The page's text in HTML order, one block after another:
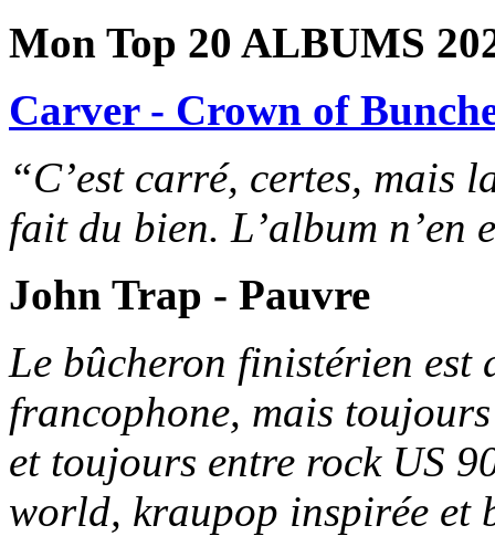
Mon Top 20 ALBUMS
Carver - Crown of
“C’est carré, certes, mais
fait du bien. L’album n’en
John Trap - Pauvre
Le bûcheron finistérien est
francophone, mais
et toujours entre rock US
world, kraupop inspirée et